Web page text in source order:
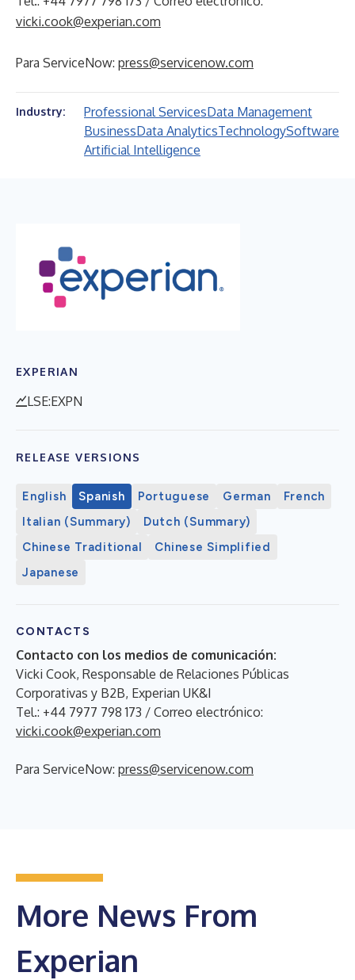
vicki.cook@experian.com
Para ServiceNow: press@servicenow.com
Industry: Professional ServicesData Management
BusinessData AnalyticsTechnologySoftware
Artificial Intelligence
EXPERIAN
LSE:EXPN
RELEASE VERSIONS
English Spanish Portuguese German
French
Italian (Summary)
Dutch (Summary)
Chinese Traditional
Chinese Simplified
Japanese
CONTACTS
Contacto con los medios de comunicación:
Vicki Cook, Responsable de Relaciones Públicas
Corporativas y B2B, Experian UK&I
Tel.: +44 7977 798 173 / Correo electrónico:
vicki.cook@experian.com
Para ServiceNow: press@servicenow.com
More News From
Experian